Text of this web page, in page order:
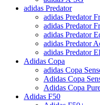
adidas Predator
adidas Predator
adidas Predator
adidas Predator
adidas Predator
adidas Predator
Adidas Copa
adidas Copa
Adidas Copa
Adidas Copa
Adidas F50